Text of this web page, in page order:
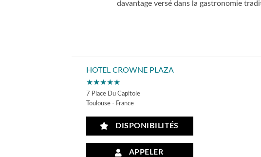
davantage versé dans la gastronomie
HOTEL CROWNE PLAZA
★★★★★
7 Place Du Capitole
Toulouse - France
DISPONIBILITÉS
APPELER